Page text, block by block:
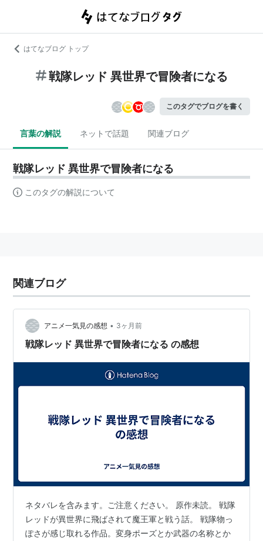
はてなブログ トップ
戦隊レッド 異世界で冒険者になる
このタグでブログを書く
言葉の解説 ネットで話題 関連ブログ
戦隊レッド 異世界で冒険者になる
このタグの解説について
関連ブログ
アニメ一気見の感想 • 3ヶ月前
戦隊レッド 異世界で冒険者になる の感想
ネタバレを含みます。ご注意ください。 原作未読。 戦隊
レッドが異世界に飛ばされて魔王軍と戦う話。 戦隊物っ
ぽさが感じ取れる作品。変身ポーズとか武器の名称とか